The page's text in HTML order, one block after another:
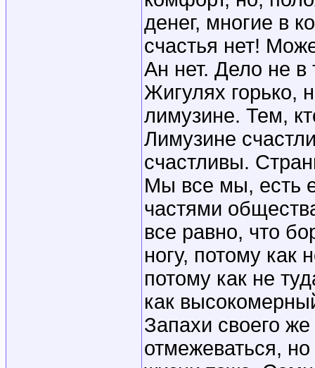
денег, многие в
счастья нет!
Ан нет. Дело не в
Жигулях горько,
лимузине. Тем,
Лимузине
счастливы.
Мы все мы, есть
частями
все равно, что
ногу, потому как
потому как не
как
Запахи своего
отмежеваться,